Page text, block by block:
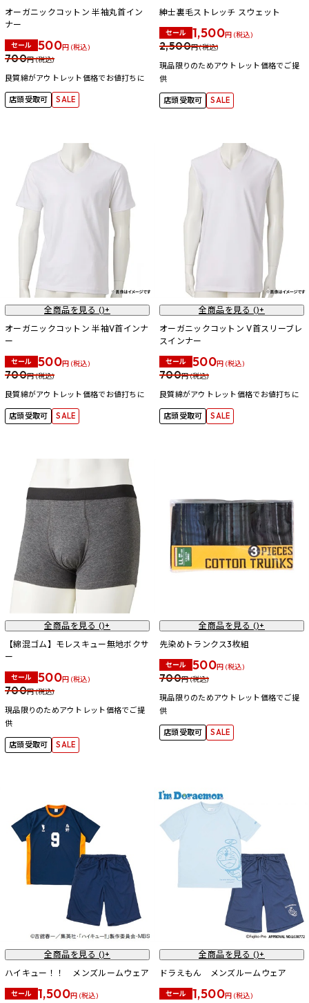
オーガニックコットン 半袖丸首イン
ナー
セール 500円 (税込)
700円 (税込)
良質綿がアウトレット価格でお値打ちに
店頭受取可 SALE
紳士裏毛ストレッチ スウェット
セール 1,500円 (税込)
2,500円 (税込)
現品限りのためアウトレット価格でご提
供
店頭受取可 SALE
全商品を見る ()+
オーガニックコットン 半袖V首インナ
ー
セール 500円 (税込)
700円 (税込)
良質綿がアウトレット価格でお値打ちに
店頭受取可 SALE
全商品を見る ()+
オーガニックコットン V首スリーブレ
スインナー
セール 500円 (税込)
700円 (税込)
良質綿がアウトレット価格でお値打ちに
店頭受取可 SALE
全商品を見る ()+
【綿混ゴム】モレスキュー無地ボクサ
ー
セール 500円 (税込)
700円 (税込)
現品限りのためアウトレット価格でご提
供
店頭受取可 SALE
全商品を見る ()+
先染めトランクス3枚組
セール 500円 (税込)
700円 (税込)
現品限りのためアウトレット価格でご提
供
店頭受取可 SALE
全商品を見る ()+
ハイキュー！！ メンズルームウェア
セール 1,500円 (税込)
全商品を見る ()+
ドラえもん メンズルームウェア
セール 1,500円 (税込)